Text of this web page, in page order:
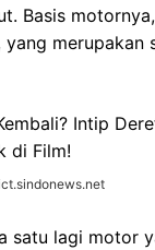
Basis
yang merupakan
satu lagi motor